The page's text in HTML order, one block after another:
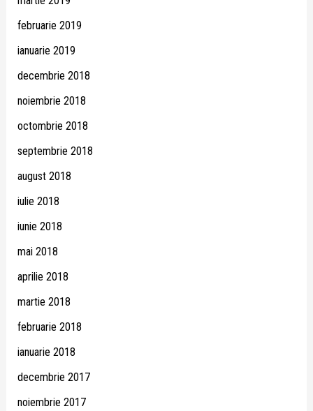
februarie 2019
ianuarie 2019
decembrie 2018
noiembrie 2018
octombrie 2018
septembrie 2018
august 2018
iulie 2018
iunie 2018
mai 2018
aprilie 2018
martie 2018
februarie 2018
ianuarie 2018
decembrie 2017
noiembrie 2017